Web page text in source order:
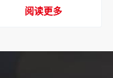
阅读更多